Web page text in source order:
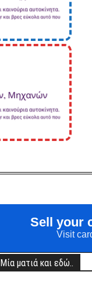
Sell your
Visit
Μία ματιά και εδώ..